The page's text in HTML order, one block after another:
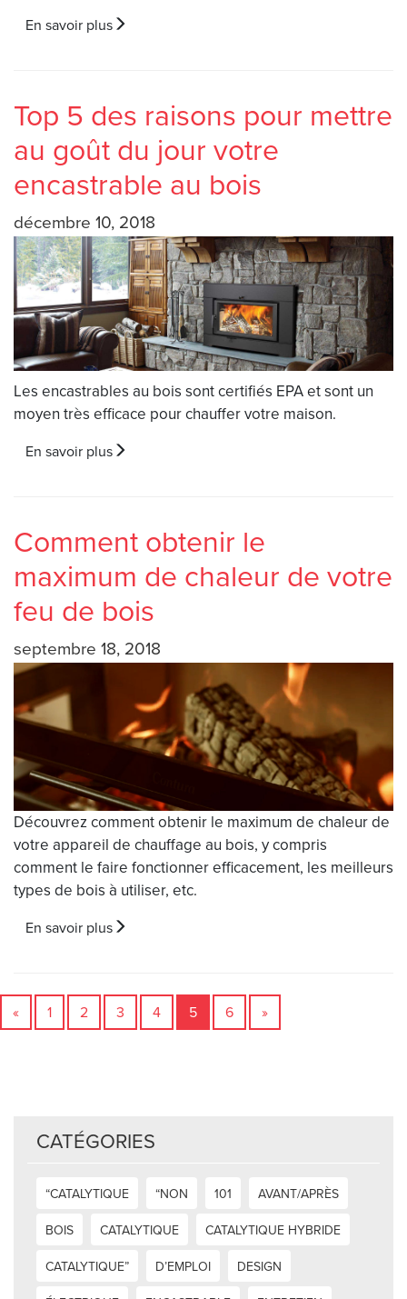
En savoir plus
Top 5 des raisons pour mettre
au goût du jour votre
encastrable au bois
décembre 10, 2018
Les encastrables au bois sont certifiés EPA et sont un
moyen très efficace pour chauffer votre maison.
En savoir plus
Comment obtenir le
maximum de chaleur de votre
feu de bois
septembre 18, 2018
Découvrez comment obtenir le maximum de chaleur de
votre appareil de chauffage au bois, y compris
comment le faire fonctionner efficacement, les meilleurs
types de bois à utiliser, etc.
En savoir plus
« 1 2 3 4 5 6 »
CATÉGORIES
“CATALYTIQUE “NON 101
AVANT/APRÈS
BOIS
CATALYTIQUE
CATALYTIQUE HYBRIDE
CATALYTIQUE”
D’EMPLOI
DESIGN